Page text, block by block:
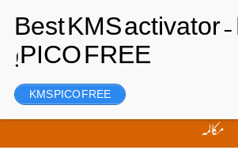
رجسٹر
مکالمہ
KMS PICO FREE